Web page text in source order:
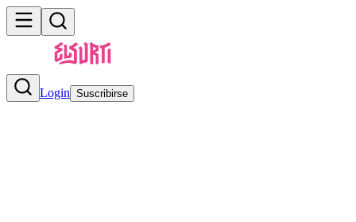
Login Suscribirse